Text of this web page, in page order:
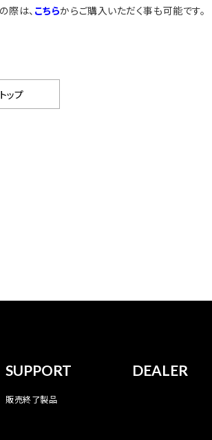
際は、 こちらからご購入いただく事も可能です。
ップ
SUPPORT
販売終了製品
DEALER